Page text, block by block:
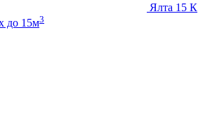
Ялта 15 К
до 15м3